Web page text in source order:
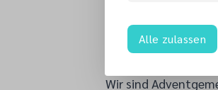
Wir sind
Alle zulassen